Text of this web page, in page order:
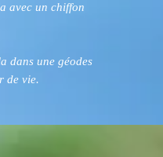
avec un chiffon
dans une géodes
de vie.